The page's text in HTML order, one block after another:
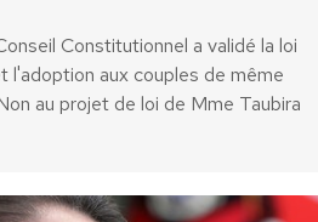
Constitutionnel a validé la loi
l'adoption aux couples de même
au projet de loi de Mme Taubira